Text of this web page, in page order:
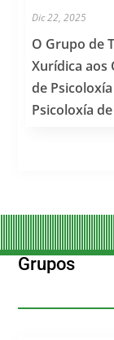
Dic 22, 2025
O Grupo de
Xurídica aos
de
Psicoloxía
Grupos